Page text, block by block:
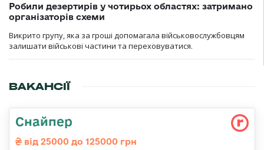
Робили дезертирів у чотирьох областях: затримано
організаторів схеми
Викрито групу, яка за гроші допомагала військовослужбовцям
залишати військові частини та переховуватися.
ВАКАНСІЇ
Снайпер
від 25000 до 125000 грн